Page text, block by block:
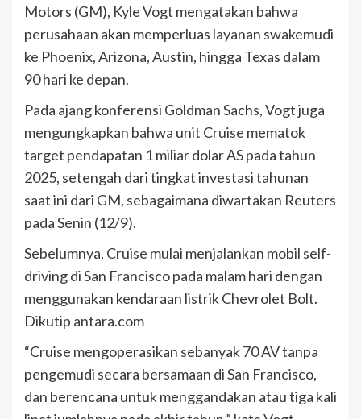
Motors (GM), Kyle Vogt mengatakan bahwa
perusahaan akan memperluas layanan swakemudi
ke Phoenix, Arizona, Austin, hingga Texas dalam
90 hari ke depan.
Pada ajang konferensi Goldman Sachs, Vogt juga
mengungkapkan bahwa unit Cruise mematok
target pendapatan 1 miliar dolar AS pada tahun
2025, setengah dari tingkat investasi tahunan
saat ini dari GM, sebagaimana diwartakan Reuters
pada Senin (12/9).
Sebelumnya, Cruise mulai menjalankan mobil self-
driving di San Francisco pada malam hari dengan
menggunakan kendaraan listrik Chevrolet Bolt.
Dikutip antara.com
“Cruise mengoperasikan sebanyak 70 AV tanpa
pengemudi secara bersamaan di San Francisco,
dan berencana untuk menggandakan atau tiga kali